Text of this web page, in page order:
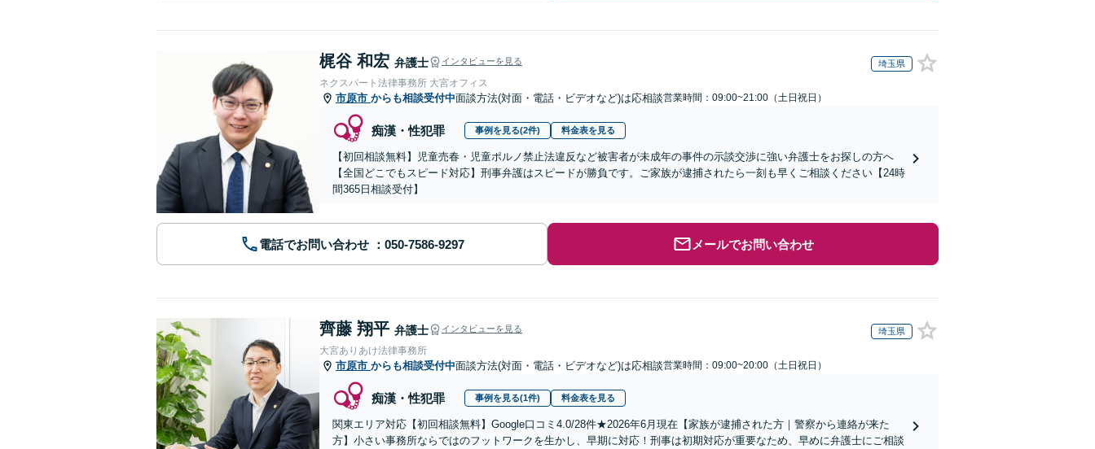
梶谷 和宏 弁護士 インタビューを見る 埼玉県
ネクスパート法律事務所 大宮オフィス
市原市 からも相談受付中面談方法(対面・電話・ビデオなど)は応相談営業時間：09:00~21:00（土日祝日）
痴漢・性犯罪 事例を見る(2件) 料金表を見る
【初回相談無料】児童売春・児童ポルノ禁止法違反など被害者が未成年の事件の示談交渉に強い弁護士をお探しの方へ
【全国どこでもスピード対応】刑事弁護はスピードが勝負です。ご家族が逮捕されたら一刻も早くご相談ください【24時
間365日相談受付】
電話でお問い合わせ メールでお問い合わせ
齊藤 翔平 弁護士 インタビューを見る 埼玉県
大宮ありあけ法律事務所
市原市 からも相談受付中面談方法(対面・電話・ビデオなど)は応相談営業時間：09:00~20:00（土日祝日）
痴漢・性犯罪 事例を見る(1件) 料金表を見る
関東エリア対応【初回相談無料】Google口コミ4.0/28件★2026年6月現在【家族が逮捕された方｜警察から連絡が来た
方】小さい事務所ならではのフットワークを生かし、早期に対応！刑事は初期対応が重要なため、早めに弁護士にご相談